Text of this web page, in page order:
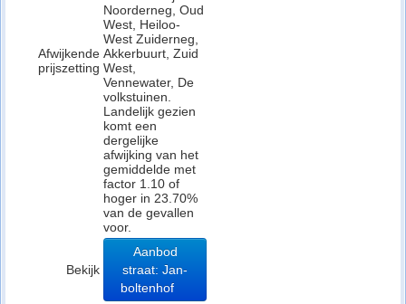
Afwijkende
prijszetting
Noorderneg, Oud
West, Heiloo-
West Zuiderneg,
Akkerbuurt, Zuid
West,
Vennewater, De
volkstuinen.
Landelijk gezien
komt een
dergelijke
afwijking van het
gemiddelde met
factor 1.10 of
hoger in 23.70%
van de gevallen
voor.
Bekijk
Aanbod
straat: Jan-
boltenhof